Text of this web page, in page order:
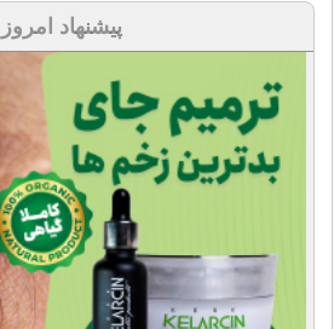
پیشنهاد امروز